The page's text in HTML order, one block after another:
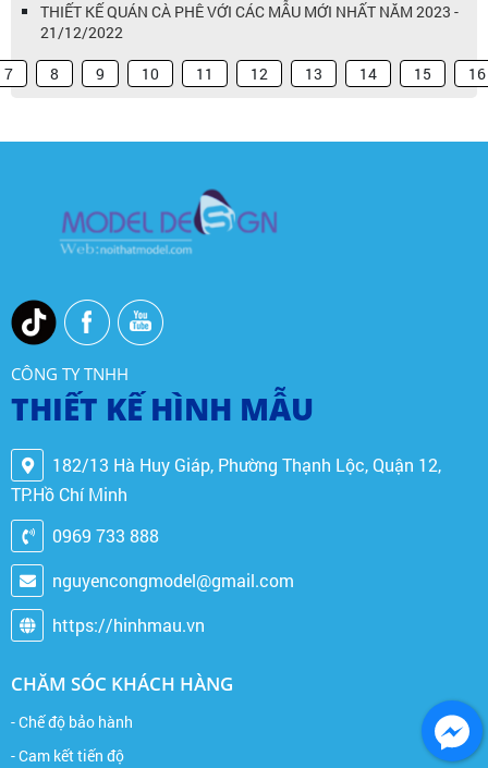
THIẾT KẾ QUÁN CÀ PHÊ VỚI CÁC MẪU MỚI NHẤT NĂM 2023 -
21/12/2022
7 8 9 10 11 12 13 14 15 16
CÔNG TY TNHH
THIẾT KẾ HÌNH MẪU
182/13 Hà Huy Giáp, Phường Thạnh Lộc, Quận 12,
TP.Hồ Chí Minh
0969 733 888
nguyencongmodel@gmail.com
https://hinhmau.vn
CHĂM SÓC KHÁCH HÀNG
- Chế độ bảo hành
- Cam kết tiến độ